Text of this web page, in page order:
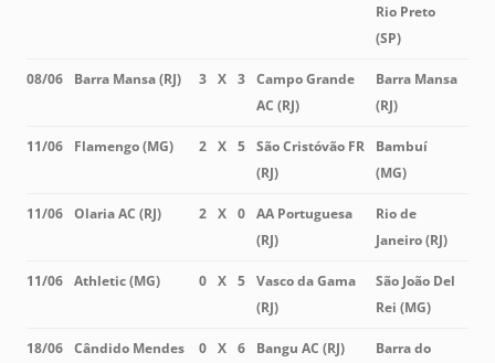
Rio Preto
(SP)
08/06 Barra Mansa (RJ) 3 X 3 Campo Grande
AC (RJ)
Barra Mansa
(RJ)
11/06 Flamengo (MG) 2 X 5 São Cristóvão FR
(RJ)
Bambuí
(MG)
11/06 Olaria AC (RJ) 2 X 0 AA Portuguesa
(RJ)
Rio de
Janeiro (RJ)
11/06 Athletic (MG) 0 X 5 Vasco da Gama
(RJ)
São João Del
Rei (MG)
18/06 Cândido Mendes
0 X 6 Bangu AC (RJ)
Barra do